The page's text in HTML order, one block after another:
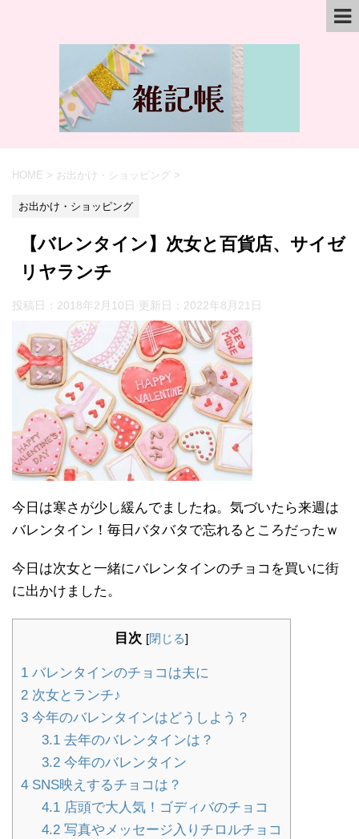
HOME > お出かけ・ショッピング >
お出かけ・ショッピング
【バレンタイン】次女と百貨店、サイゼ
リヤランチ
投稿日：2018年2月10日 更新日： 2022年8月21日
今日は寒さが少し緩んでましたね。気づいたら来週は
バレンタイン！毎日バタバタで忘れるところだったｗ
今日は次女と一緒にバレンタインのチョコを買いに街
に出かけました。
目次 [閉じる]
1 バレンタインのチョコは夫に
2 次女とランチ♪
3 今年のバレンタインはどうしよう？
3.1去年のバレンタインは？
3.2今年のバレンタイン
4 SNS映えするチョコは？
4.1店頭で大人気！ゴディバのチョコ
4.2写真やメッセージ入りチロルチョコ